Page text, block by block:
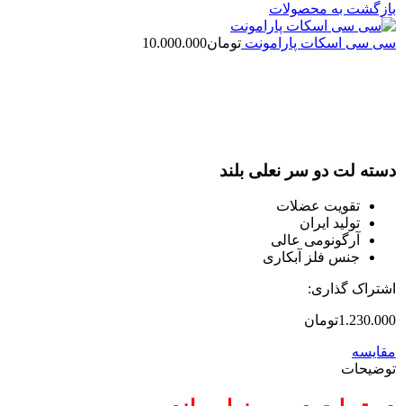
بازگشت به محصولات
سی سی اسکات پارامونت تومان10.000.000
دسته لت دو سر نعلی بلند
تقویت عضلات
تولید ایران
آرگونومی عالی
جنس فلز آبکاری
اشتراک گذاری:
تومان1.230.000
مقایسه
توضیحات